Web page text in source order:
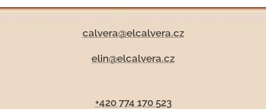
calvera@elcalvera.cz
elin@elcalvera.cz
+420 774 170 523